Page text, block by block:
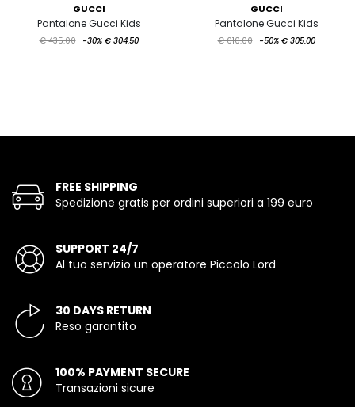
GUCCI
Pantalone Gucci Kids
€ 435.00 -30% € 304.50
GUCCI
Pantalone Gucci Kids
€ 610.00 -50% € 305.00
FREE SHIPPING
Spedizione gratis per ordini superiori a 199 euro
SUPPORT 24/7
Al tuo servizio un operatore Piccolo Lord
30 DAYS RETURN
Reso garantito
100% PAYMENT SECURE
Transazioni sicure